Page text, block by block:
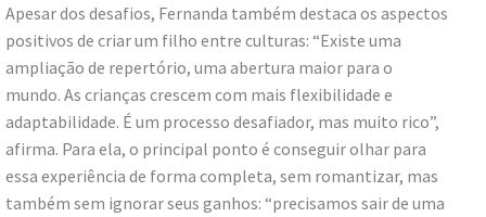
Apesar dos desafios, Fernanda também destaca os aspectos
positivos de criar um filho entre culturas: “Existe uma
ampliação de repertório, uma abertura maior para o
mundo. As crianças crescem com mais flexibilidade e
adaptabilidade. É um processo desafiador, mas muito rico”,
afirma. Para ela, o principal ponto é conseguir olhar para
essa experiência de forma completa, sem romantizar, mas
também sem ignorar seus ganhos: “precisamos sair de uma